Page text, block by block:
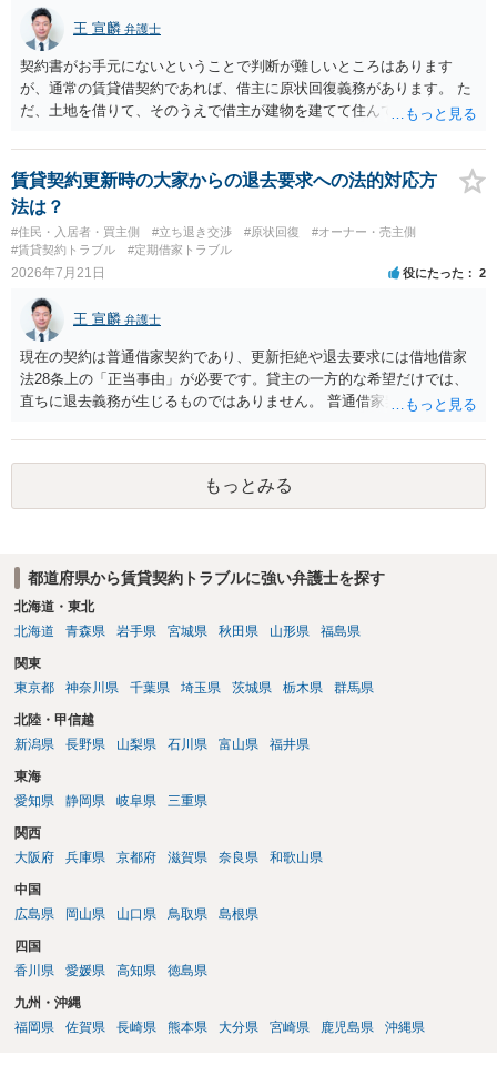
王 宣麟 弁護士
契約書がお手元にないということで判断が難しいところはあります
が、通常の賃貸借契約であれば、借主に原状回復義務があります。 た
だ、土地を借りて、そのうえで借主が建物を建てて住んでいたケース
であれば、建物を収去して土地を明渡す義務は原則生じないはずで
す。 その後、建物を平屋に立て替えた場合であっても、貸主の承諾を
得ているのであれば、単純に費用を捻出した側に平屋の所有権が帰属
する、という話になるわけでもないように思います。 そのため、現
状、解体費用を負担することが明確な案件ではないため、まずは相手
に請求の根拠（なぜ当方が平屋の解体費用を負担しなければならない
賃貸契約更新時の大家からの退去要求への法的対応方
法は？
#住民・入居者・買主側 #立ち退き交渉 #原状回復
#オーナー・売主側
#賃貸契約トラブル
#定期借家トラブル
2026年7月21日 役にたった 2
王 宣麟 弁護士
現在の契約は普通借家契約であり、更新拒絶や退去要求には借地借家
法28条上の「正当事由」が必要です。貸主の一方的な希望だけでは、
直ちに退去義務が生じるものではありません。 普通借家契約から定期
新たな定期借家契約を締結する形になりますが、これは任意の合意が
前提であり、借主が同意しなければ成立しません。 12年間の居住実
績、子どもの学校や地域とのつながり、転居費用の準備が困難な事情
などは、借主側の強い居住継続の必要性として正当事由判断において
れます。 建物が未登記であること自体は、賃貸借契約の有効性を直ち
に否定するものではなく、引渡しがされていれば賃貸借の効力は原則
有効とされています。 今後の交渉では、①現在は普通借家契約が継続
（誰が所有者で誰が実際に住む予定か等）を具体的に書面で説明して
ほしいこと、③自分たちの居住継続の必要性を丁寧に伝えること、を
基本方針としたうえで、仮に一定時期の退去を検討する場合には、立
成することが重要です。 契約書では、更新条項・解除条項・期間の定
め・定期借家に関する記載の有無、これまでの更新時の合意内容
（「今回で最後」などの文言）が、借主不利な特約として無効になり
容を十分に確認し、不明点は弁護士に相談することをおすすめしま
す。
もっとみる
都道府県から賃貸契約トラブルに強い弁護士を探す
北海道・東北
北海道
青森県 岩手県 宮城県 秋田県 山形県 福島県
関東
東京都
神奈川県 千葉県 埼玉県 茨城県 栃木県 群馬県
北陸・甲信越
新潟県
長野県 山梨県 石川県 富山県 福井県
東海
愛知県
静岡県 岐阜県 三重県
関西
大阪府
兵庫県 京都府 滋賀県 奈良県 和歌山県
中国
広島県
岡山県 山口県 鳥取県 島根県
四国
香川県
愛媛県 高知県 徳島県
九州・沖縄
福岡県
佐賀県 長崎県 熊本県 大分県 宮崎県 鹿児島県 沖縄県